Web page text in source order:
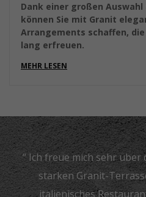
Dank einer großen
können Sie mit Granit
Arrangements schaffen, die
lang erfreuen.
MEHR LESEN
“ Ich freue mich sehr über
starken Granit-
italienisches